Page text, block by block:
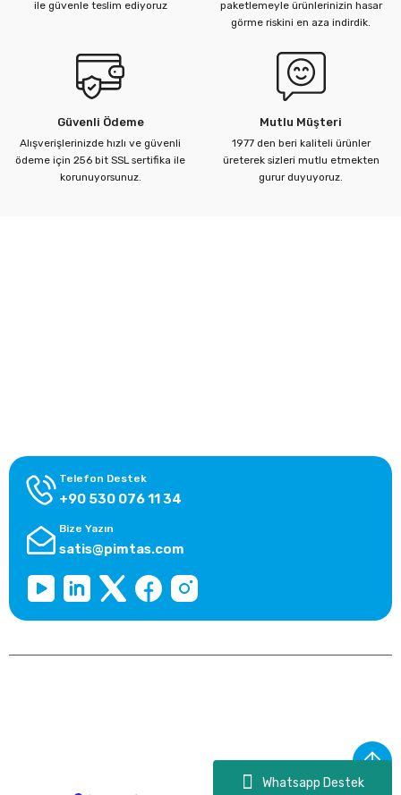
Whatsapp Destek
Ürün fiyatı diğer sitelerden daha pahalı.
Bu ürüne benzer farklı alternatifler olmalı.
ile güvenle teslim ediyoruz
paketlemeyle ürünlerinizin hasar
görme riskini en aza indirdik.
Güvenli Ödeme
Alışverişlerinizde hızlı ve güvenli
ödeme için 256 bit SSL sertifika ile
korunuyorsunuz.
Mutlu Müşteri
1977 den beri kaliteli ürünler
üreterek sizleri mutlu etmekten
gurur duyuyoruz.
Telefon Destek
+90 530 076 11 34
Bize Yazın
satis@pimtas.com